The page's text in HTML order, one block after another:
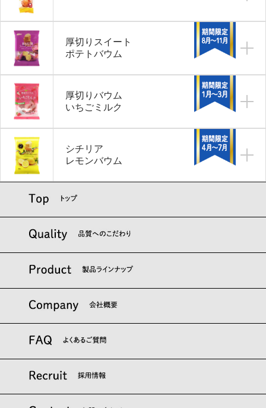
厚切りスイート
ポテトバウム
厚切りバウム
いちごミルク
シチリア
レモンバウム